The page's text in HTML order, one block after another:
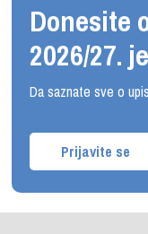
Donesite
2026/27.
Da saznate sve o
Prijavite se